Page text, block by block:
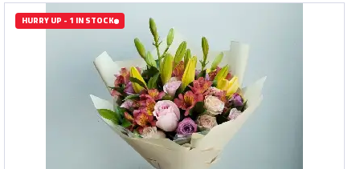
HURRY UP - 1 IN STOCK